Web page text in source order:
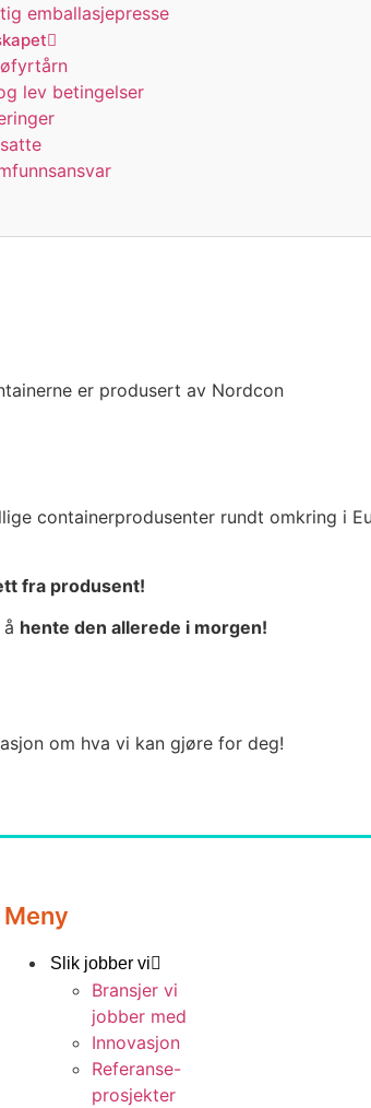
emballasjepresse
lev betingelser
containerprodusenter rundt omkring i
fra produsent!
å hente den allerede i morgen!
om hva vi kan gjøre for deg!
Meny
Slik jobber vi
Bransjer vi
jobber med
Innovasjon
Referanse-
prosjekter